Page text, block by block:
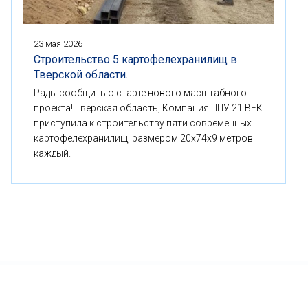
23 мая 2026
Строительство 5 картофелехранилищ в
Тверской области.
Рады сообщить о старте нового масштабного
проекта! Тверская область, Компания ППУ 21 ВЕК
приступила к строительству пяти современных
картофелехранилищ, размером 20x74x9 метров
каждый.